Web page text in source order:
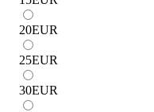
20EUR
25EUR
30EUR